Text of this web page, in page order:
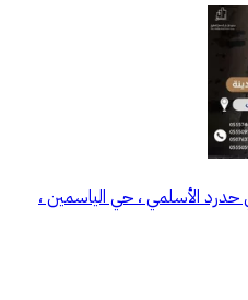
حدرد الأسلمي ، حي الياسمين ،